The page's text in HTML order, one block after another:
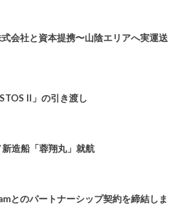
会社と資本提携〜山陰エリアへ実運送
II」の引き渡し
造船「蓉翔丸」就航
とのパートナーシップ契約を締結しま